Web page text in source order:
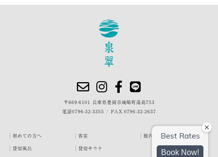
〒669-6101 兵庫県豊岡市城崎町湯島753
電話0796-32-3355 / FAX.0796-32-2637
初めての方へ 客室
館内・施設
貸切風呂
貸切サウナ